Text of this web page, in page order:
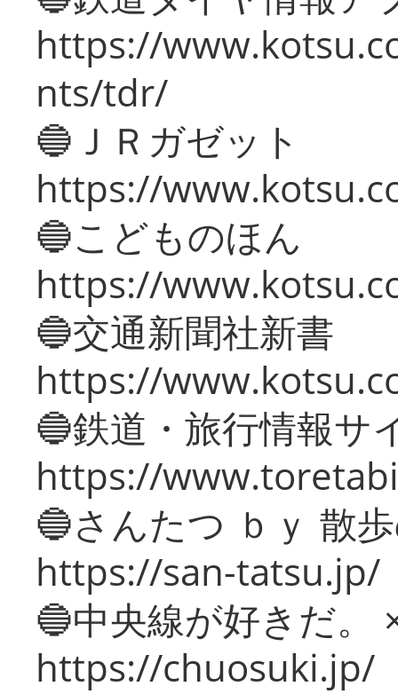
https://
nts/tdr/
🔵ＪＲガゼット
https://
🔵こどものほん
https://
🔵交通新聞社新書
https://
🔵鉄道・旅行情報サ
https://
🔵さんたつ ｂｙ 散
https://san-tatsu.jp/
🔵中央線が好きだ。
https://chuosuki.jp/